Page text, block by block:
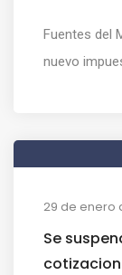
Fuentes del
nuevo
29 de enero
Se